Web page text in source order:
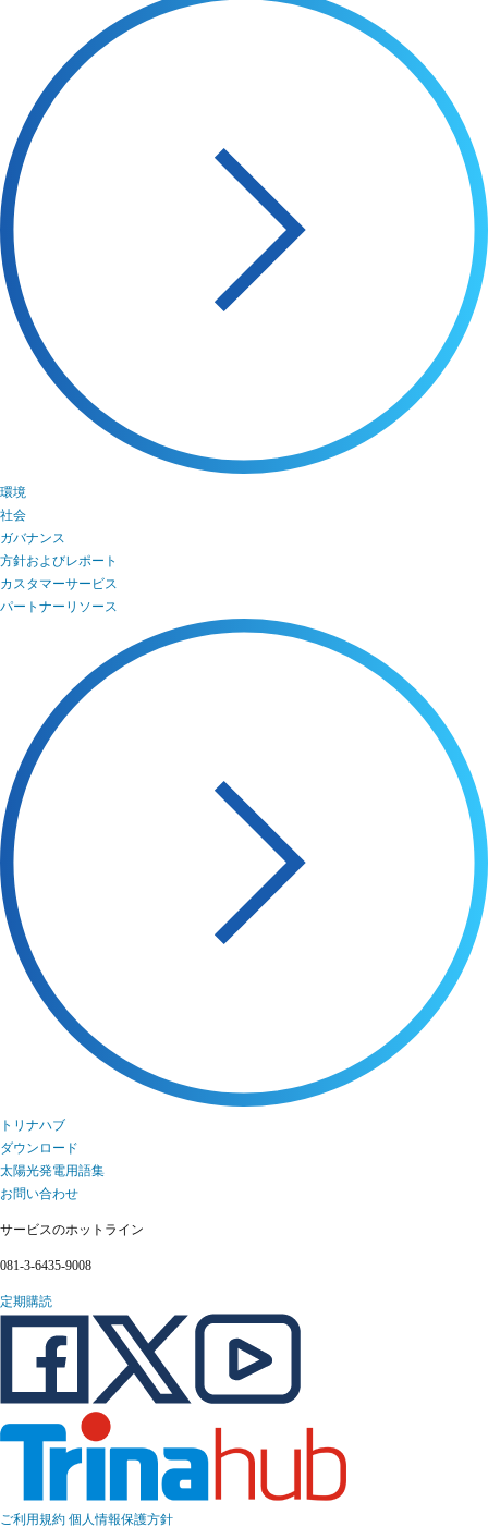
環境
社会
ガバナンス
方針およびレポート
カスタマーサービス
パートナーリソース
トリナハブ
ダウンロード
太陽光発電用語集
お問い合わせ
サービスのホットライン
081-3-6435-9008
定期購読
ご利用規約 個人情報保護方針